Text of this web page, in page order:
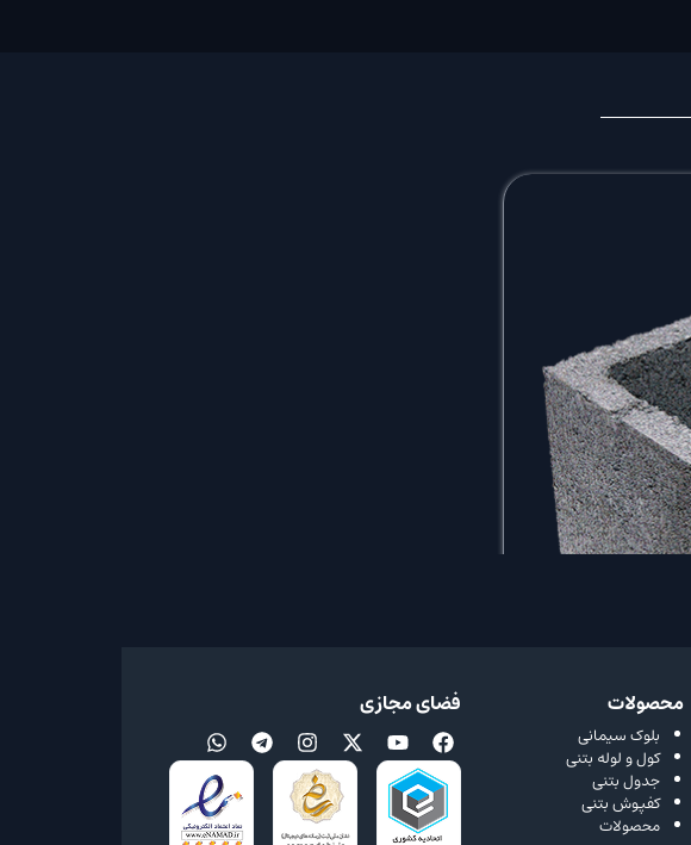
محصولات
بلوک سیمانی
کول و لوله بتنی
جدول بتنی
کفپوش بتنی
محصولات
فضای مجازی